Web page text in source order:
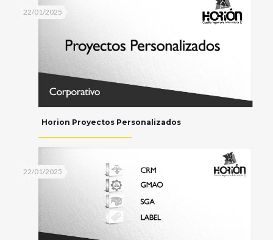
22/01/2025
Horion Proyectos Personalizados
22/01/2025